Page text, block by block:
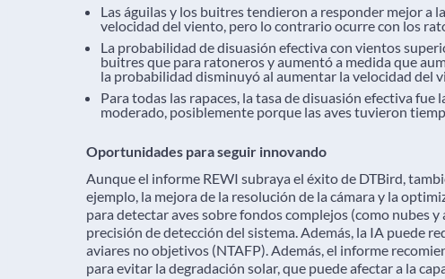
Las águilas y los buitres tendieron a responder mejor a
velocidad del viento, pero lo contrario ocurre con los
La probabilidad de disuasión efectiva con vientos
buitres que para ratoneros y aumentó a medida que
la probabilidad disminuyó al aumentar la velocidad del
Para todas las rapaces, la tasa de disuasión efectiva
moderado, posiblemente porque las aves tuvieron
Oportunidades para seguir innovando
Aunque el informe REWI subraya el éxito de DTBird,
ejemplo, la mejora de la resolución de la cámara y la
para detectar aves sobre fondos complejos (como nubes
precisión de detección del sistema. Además, la IA puede
aviares no objetivos (NTAFP). Además, el informe
para evitar la degradación solar, que puede afectar a la